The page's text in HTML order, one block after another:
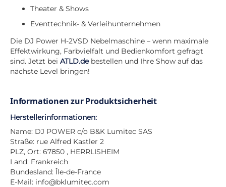
Theater & Shows
Eventtechnik- & Verleihunternehmen
Die DJ Power H-2VSD Nebelmaschine – wenn maximale
Effektwirkung, Farbvielfalt und Bedienkomfort gefragt
sind. Jetzt bei ATLD.debestellen und Ihre Show auf das
nächste Level bringen!
Informationen zur Produktsicherheit
Herstellerinformationen:
Name: DJ POWER c/o B&K Lumitec SAS
Straße: rue Alfred Kastler 2
PLZ, Ort: 67850 , HERRLISHEIM
Land: Frankreich
Bundesland: Île-de-France
E-Mail: info@bklumitec.com